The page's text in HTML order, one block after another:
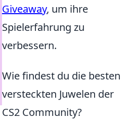
Giveaway, um ihre
Spielerfahrung zu
verbessern.
Wie findest du die besten
versteckten Juwelen der
CS2 Community?